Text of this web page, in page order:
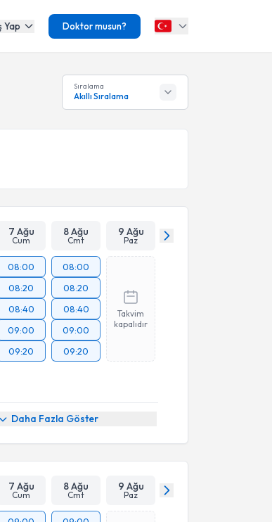
Yap Doktor musun?
Sıralama
Akıllı Sıralama
7 Ağu
Cum
8 Ağu
Cmt
9 Ağu
Paz
08:00
08:20
08:40
09:00
09:20
08:00
08:20
08:40
09:00
09:20
Takvim
kapalıdır
Daha Fazla Göster
7 Ağu
Cum
8 Ağu
Cmt
9 Ağu
Paz